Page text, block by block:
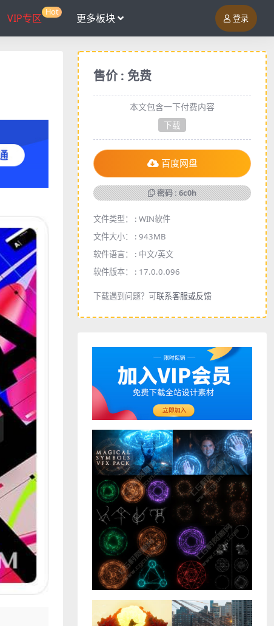
VIP专区 Hot 更多板块 登录
售价 : 免费
本文包含一下付费内容
下载
百度网盘
密码 : 6c0h
文件类型： : WIN软件
文件大小： : 943MB
软件语言： : 中文/英文
软件版本： : 17.0.0.096
下载遇到问题？可联系客服或反馈